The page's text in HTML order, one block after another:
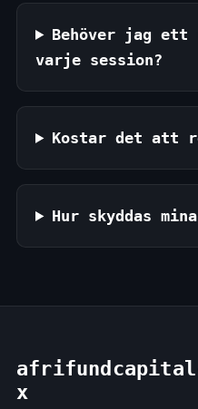
Behöver jag
varje session?
Kostar det att
Hur skyddas
x